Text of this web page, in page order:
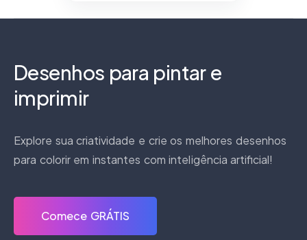
Desenhos para pintar e
imprimir
Explore sua criatividade e crie os melhores desenhos
para colorir em instantes com inteligência artificial!
Comece GRÁTIS